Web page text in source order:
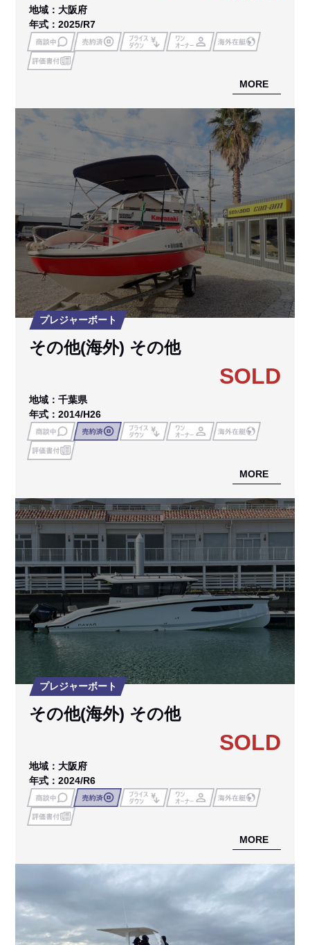
地域：大阪府
年式：2025/R7
MORE
プレジャーボート
その他(海外) その他
SOLD
地域：千葉県
年式：2014/H26
MORE
プレジャーボート
その他(海外) その他
SOLD
地域：大阪府
年式：2024/R6
MORE